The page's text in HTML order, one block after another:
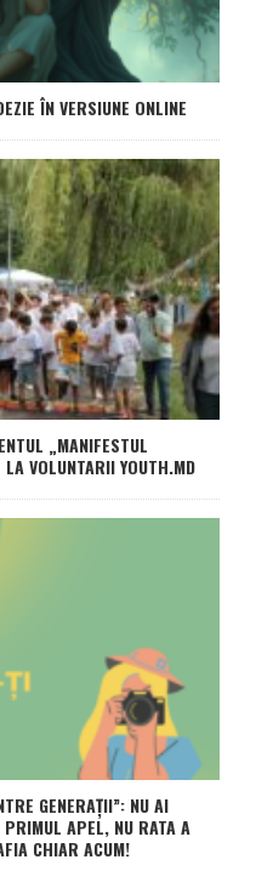
ÎN VERSIUNE ONLINE
„MANIFESTUL
VOLUNTARII YOUTH.MD
GENERAȚII”: NU AI
APEL, NU RATA A
CHIAR ACUM!